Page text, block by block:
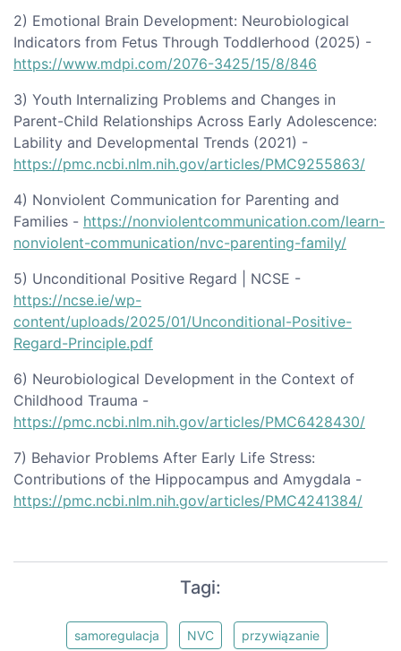
2) Emotional Brain Development: Neurobiological
Indicators from Fetus Through Toddlerhood (2025) -
https://www.mdpi.com/2076-3425/15/8/846
3) Youth Internalizing Problems and Changes in
Parent-Child Relationships Across Early Adolescence:
Lability and Developmental Trends (2021) -
https://pmc.ncbi.nlm.nih.gov/articles/PMC9255863/
4) Nonviolent Communication for Parenting and
Families - https://nonviolentcommunication.com/learn-
nonviolent-communication/nvc-parenting-family/
5) Unconditional Positive Regard | NCSE -
https://ncse.ie/wp-
content/uploads/2025/01/Unconditional-Positive-
Regard-Principle.pdf
6) Neurobiological Development in the Context of
Childhood Trauma -
https://pmc.ncbi.nlm.nih.gov/articles/PMC6428430/
7) Behavior Problems After Early Life Stress:
Contributions of the Hippocampus and Amygdala -
https://pmc.ncbi.nlm.nih.gov/articles/PMC4241384/
Tagi:
samoregulacja NVC przywiązanie